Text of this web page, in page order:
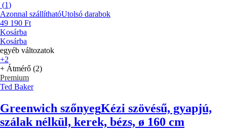
(1)
Azonnal szállíthatóUtolsó darabok
49 190 Ft
Kosárba
Kosárba
egyéb változatok
+2
+ Átmérő (2)
Premium
Ted Baker
Greenwich szőnyegKézi szövésű, gyapjú,
szálak nélkül, kerek, bézs, ø 160 cm